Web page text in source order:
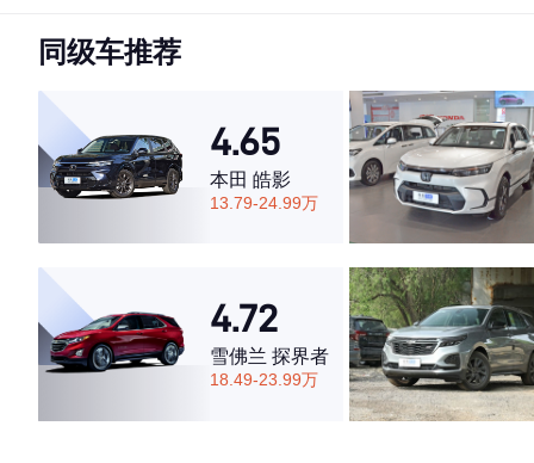
·空间表现较为优秀，优于69%同级车
同级车推荐
4.65
本田 皓影
13.79-24.99万
4.72
雪佛兰 探界者
18.49-23.99万